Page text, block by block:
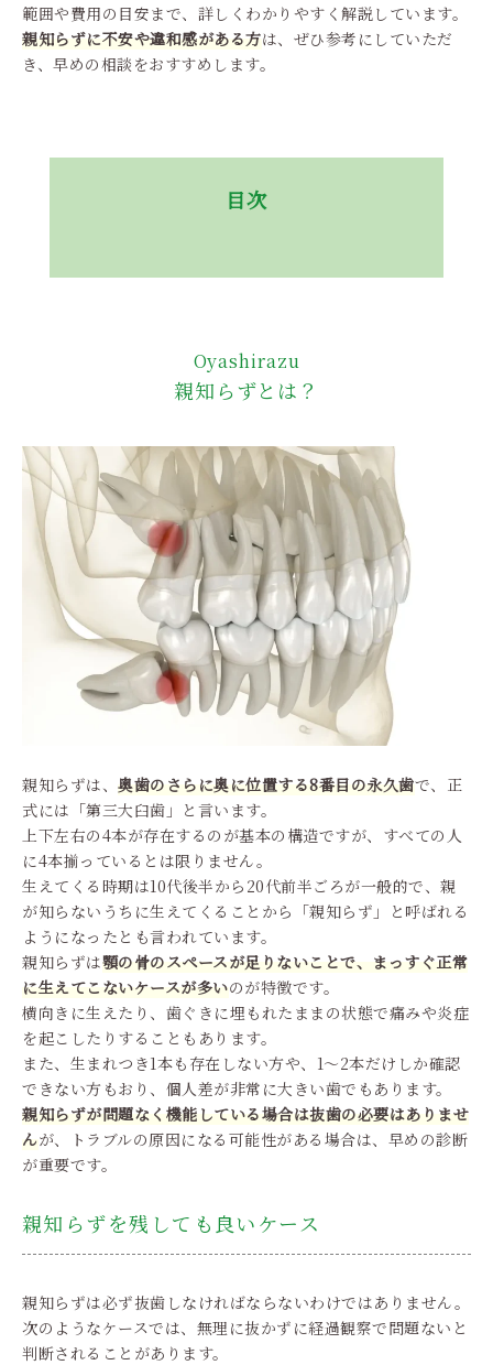
範囲や費用の目安まで、詳しくわかりやすく解説しています。
親知らずに不安や違和感がある方は、ぜひ参考にしていただ
き、早めの相談をおすすめします。
目次
Oyashirazu
親知らずとは？
親知らずは、 奥歯のさらに奥に位置する8番目の永久歯で、正
式には「第三大臼歯」と言います。
上下左右の4本が存在するのが基本の構造ですが、すべての人
に4本揃っているとは限りません。
生えてくる時期は10代後半から20代前半ごろが一般的で、親
が知らないうちに生えてくることから「親知らず」と呼ばれる
ようになったとも言われています。
親知らずは顎の骨のスペースが足りないことで、まっすぐ正常
に生えてこないケースが多いのが特徴です。
横向きに生えたり、歯ぐきに埋もれたままの状態で痛みや炎症
を起こしたりすることもあります。
また、生まれつき1本も存在しない方や、1～2本だけしか確認
できない方もおり、個人差が非常に大きい歯でもあります。
親知らずが問題なく機能している場合は抜歯の必要はありませ
んが、トラブルの原因になる可能性がある場合は、早めの診断
が重要です。
親知らずを残しても良いケース
親知らずは必ず抜歯しなければならないわけではありません。
次のようなケースでは、無理に抜かずに経過観察で問題ないと
判断されることがあります。